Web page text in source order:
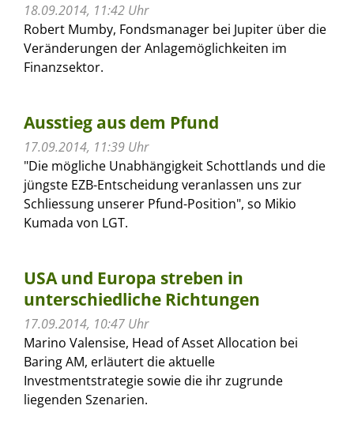
18.09.2014, 11:42 Uhr
Robert Mumby, Fondsmanager bei Jupiter über die
Veränderungen der Anlagemöglichkeiten im
Finanzsektor.
Ausstieg aus dem Pfund
17.09.2014, 11:39 Uhr
"Die mögliche Unabhängigkeit Schottlands und die
jüngste EZB-Entscheidung veranlassen uns zur
Schliessung unserer Pfund-Position", so Mikio
Kumada von LGT.
USA und Europa streben in
unterschiedliche Richtungen
17.09.2014, 10:47 Uhr
Marino Valensise, Head of Asset Allocation bei
Baring AM, erläutert die aktuelle
Investmentstrategie sowie die ihr zugrunde
liegenden Szenarien.